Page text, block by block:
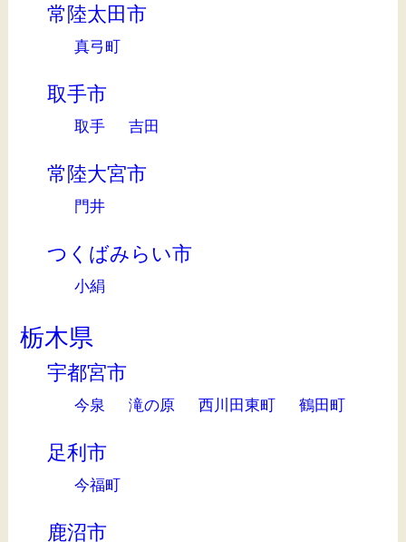
常陸太田市
真弓町
取手市
取手 吉田
常陸大宮市
門井
つくばみらい市
小絹
栃木県
宇都宮市
今泉 滝の原 西川田東町 鶴田町
足利市
今福町
鹿沼市